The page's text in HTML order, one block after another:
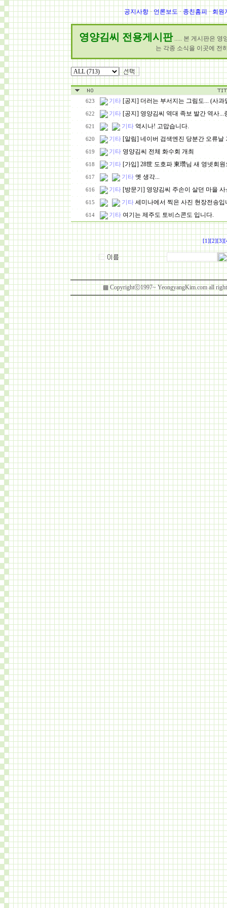
공지사항·언론보도·종친홈피·회원
영양김씨 전용게시판..... 본 게시판은 영
는 각종 소식을 이곳에 전
623 기타 [공지] 더러는 부서지는 그림도... (사과
622 기타 [공지] 영양김씨 역대 족보 발간 역사...
621 기타 역시나! 고맙습니다.
620 기타 [알림] 네이버 검색엔진 당분간 오류날
619 기타 영양김씨 전체 화수회 개최
618 기타 [가입] 28世 도호파 東瓚님 새 영넷회원
617 기타 옛 생각...
616 기타 [방문기] 영양김씨 주손이 살던 마을 사
615 기타 세미나에서 찍은 사진 현장전송입
614 기타 여기는 제주도 토비스콘도 입니다.
[1][2][3]
▩ Copyrightⓒ1997~ YeongyangKim.com all